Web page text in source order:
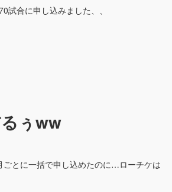
試合に申し込みました、、
ぅww
ごとに一括で申し込めたのに…ローチケは